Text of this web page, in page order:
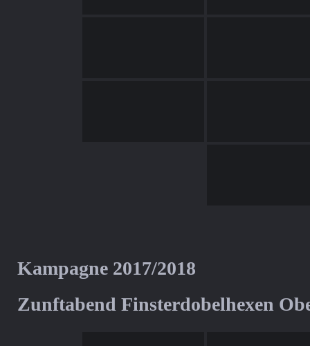
Kampagne 2017/2018
Zunftabend Finsterdobelhexen